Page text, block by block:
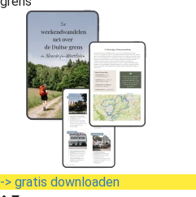
-> gratis downloaden